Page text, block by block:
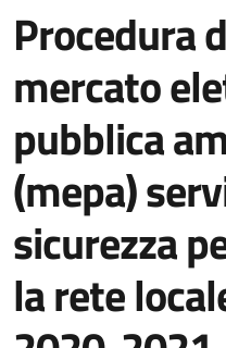
Procedura
mercato
pubblica
(mepa)
sicurezza
la rete